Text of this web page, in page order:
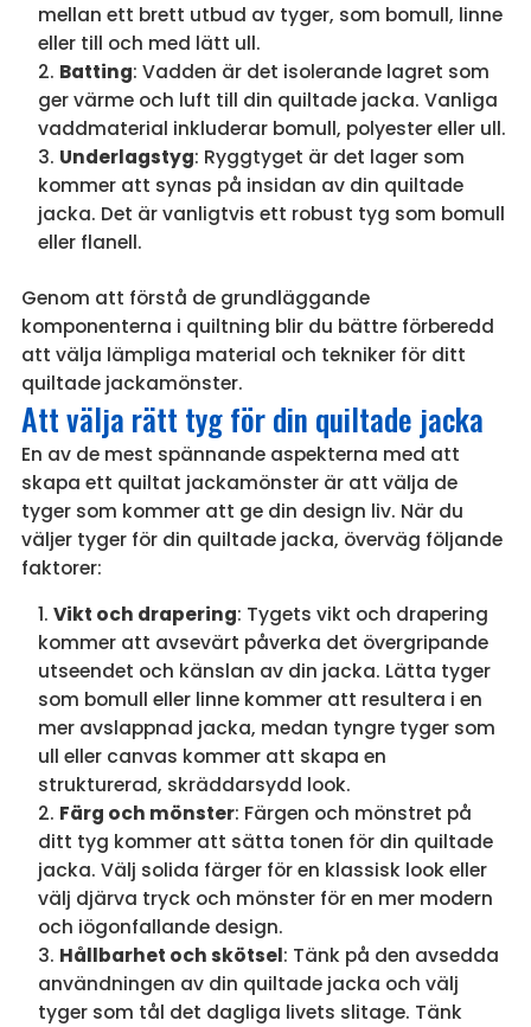
mellan ett brett utbud av tyger, som bomull, linne
eller till och med lätt ull.
Batting: Vadden är det isolerande lagret som
ger värme och luft till din quiltade jacka. Vanliga
vaddmaterial inkluderar bomull, polyester eller ull.
Underlagstyg: Ryggtyget är det lager som
kommer att synas på insidan av din quiltade
jacka. Det är vanligtvis ett robust tyg som bomull
eller flanell.
Genom att förstå de grundläggande
komponenterna i quiltning blir du bättre förberedd
att välja lämpliga material och tekniker för ditt
quiltade jackamönster.
Att välja rätt tyg för din quiltade jacka
En av de mest spännande aspekterna med att
skapa ett quiltat jackamönster är att välja de
tyger som kommer att ge din design liv. När du
väljer tyger för din quiltade jacka, överväg följande
faktorer:
Vikt och drapering: Tygets vikt och drapering
kommer att avsevärt påverka det övergripande
utseendet och känslan av din jacka. Lätta tyger
som bomull eller linne kommer att resultera i en
mer avslappnad jacka, medan tyngre tyger som
ull eller canvas kommer att skapa en
strukturerad, skräddarsydd look.
Färg och mönster: Färgen och mönstret på
ditt tyg kommer att sätta tonen för din quiltade
jacka. Välj solida färger för en klassisk look eller
välj djärva tryck och mönster för en mer modern
och iögonfallande design.
Hållbarhet och skötsel: Tänk på den avsedda
användningen av din quiltade jacka och välj
tyger som tål det dagliga livets slitage. Tänk